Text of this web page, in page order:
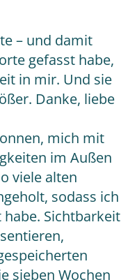
– und damit
gefasst habe,
in mir. Und sie
Danke, liebe
mich mit
im Außen
viele alten
sodass ich
Sichtbarkeit
sieben Wochen